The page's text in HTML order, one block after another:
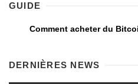
GUIDE
Comment acheter du
DERNIÈRES NEWS